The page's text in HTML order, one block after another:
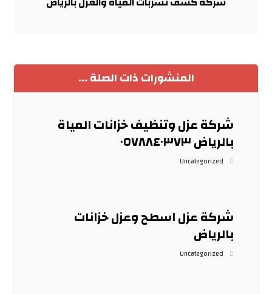
المنشورات ذات الصلة ...
شركة عزل وتنظيف خزانات المياة
بالرياض ٠٥٧٨٨٤٠٣٧٣
Uncategorized
شركة عزل اسطح وعزل خزانات
بالرياض
Uncategorized